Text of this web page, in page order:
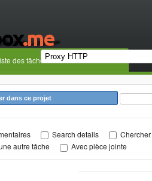
des tâches
dans ce projet
Search details
autre tâche
Avec pièce jointe